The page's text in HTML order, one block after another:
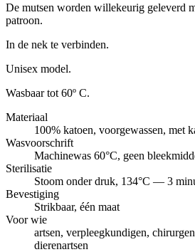
De mutsen worden willekeurig geleverd
patroon.
In de nek te verbinden.
Unisex model.
Wasbaar tot 60º C.
Materiaal
100% katoen, voorgewassen, met
Wasvoorschrift
Machinewas 60°C, geen
Sterilisatie
Stoom onder druk, 134°C — 3
Bevestiging
Strikbaar, één maat
Voor wie
artsen, verpleegkundigen,
dierenartsen